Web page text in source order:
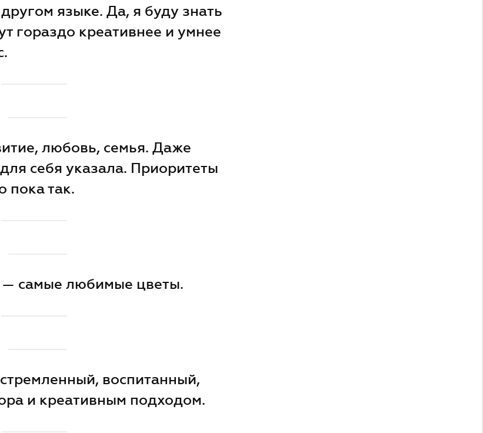
языке. Да, я буду знать
гораздо креативнее и умнее
любовь, семья. Даже
себя указала. Приоритеты
пока так.
самые любимые цветы.
воспитанный,
и креативным подходом.